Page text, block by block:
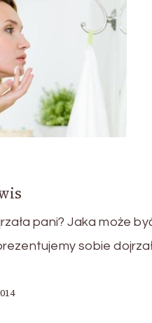
pani? Jaka może
sobie